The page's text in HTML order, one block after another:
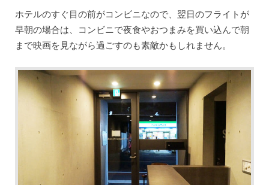
ホテルのすぐ目の前がコンビニなので、翌日のフライトが
早朝の場合は、コンビニで夜食やおつまみを買い込んで朝
まで映画を見ながら過ごすのも素敵かもしれません。